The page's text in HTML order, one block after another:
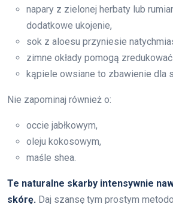
napary z zielonej herbaty lub
dodatkowe ukojenie,
sok z aloesu przyniesie
zimne okłady pomogą
kąpiele owsiane to zbawienie dla
Nie zapominaj również o:
occie jabłkowym,
oleju kokosowym,
maśle shea.
Te naturalne skarby intensywnie
skórę. Daj szansę tym prostym